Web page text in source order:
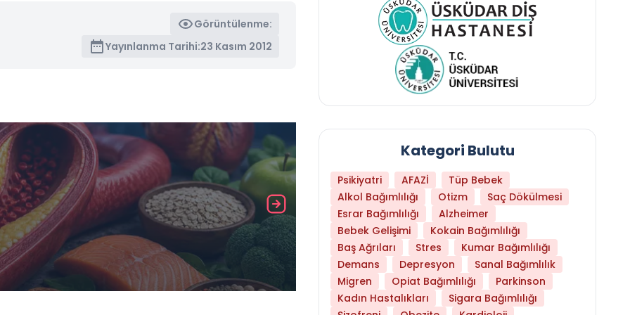
Görüntülenme:
Yayınlanma Tarihi:23 Kasım 2012
Daha Az Protein Tüketmek Yaşlanmayı
Kategori Bulutu
Psikiyatri AFAZİ
Tüp Bebek
Alkol Bağımlılığı
Otizm
Saç Dökülmesi
Esrar Bağımlılığı
Alzheimer
Bebek Gelişimi
Kokain Bağımlılığı
Baş Ağrıları
Stres
Kumar Bağımlılığı
Demans
Depresyon
Sanal Bağımlılık
Migren
Opiat Bağımlılığı
Parkinson
Kadın Hastalıkları
Sigara Bağımlılığı